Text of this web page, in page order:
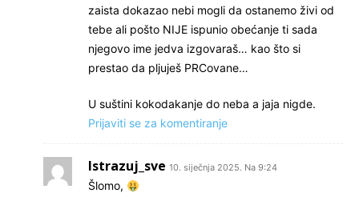
zaista dokazao nebi mogli da ostanemo živi od
tebe ali pošto NIJE ispunio obećanje ti sada
njegovo ime jedva izgovaraš… kao što si
prestao da pljuješ PRCovane…
U suštini kokodakanje do neba a jaja nigde.
Prijaviti se za komentiranje
Istrazuj_sve 10. siječnja 2025. Na 9:24
Šlomo,